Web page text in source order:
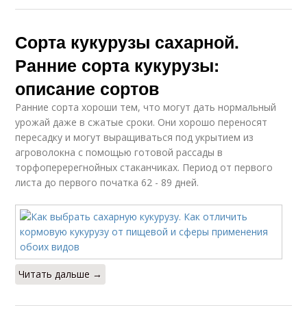
Сорта кукурузы сахарной.
Ранние сорта кукурузы:
описание сортов
Ранние сорта хороши тем, что могут дать нормальный
урожай даже в сжатые сроки. Они хорошо переносят
пересадку и могут выращиваться под укрытием из
агроволокна с помощью готовой рассады в
торфоперерегнойных стаканчиках. Период от первого
листа до первого початка 62 - 89 дней.
Читать дальше →